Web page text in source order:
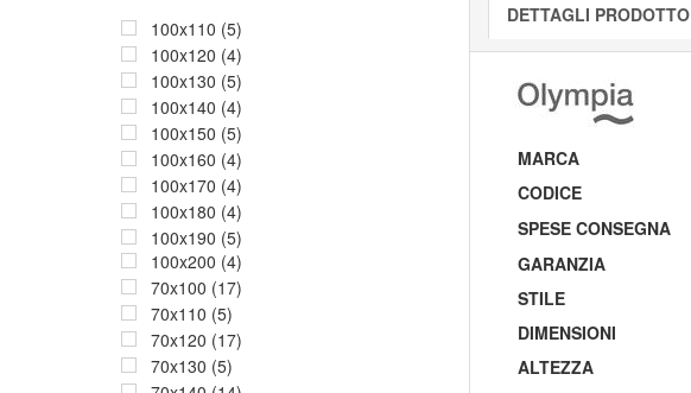
100x110 (5)
100x120 (4)
100x130 (5)
100x140 (4)
100x150 (5)
100x160 (4)
100x170 (4)
100x180 (4)
100x190 (5)
100x200 (4)
70x100 (17)
70x110 (5)
70x120 (17)
70x130 (5)
DETTAGLI PRODOTTO
MARCA
CODICE
SPESE CONSEGNA
GARANZIA
STILE
DIMENSIONI
ALTEZZA